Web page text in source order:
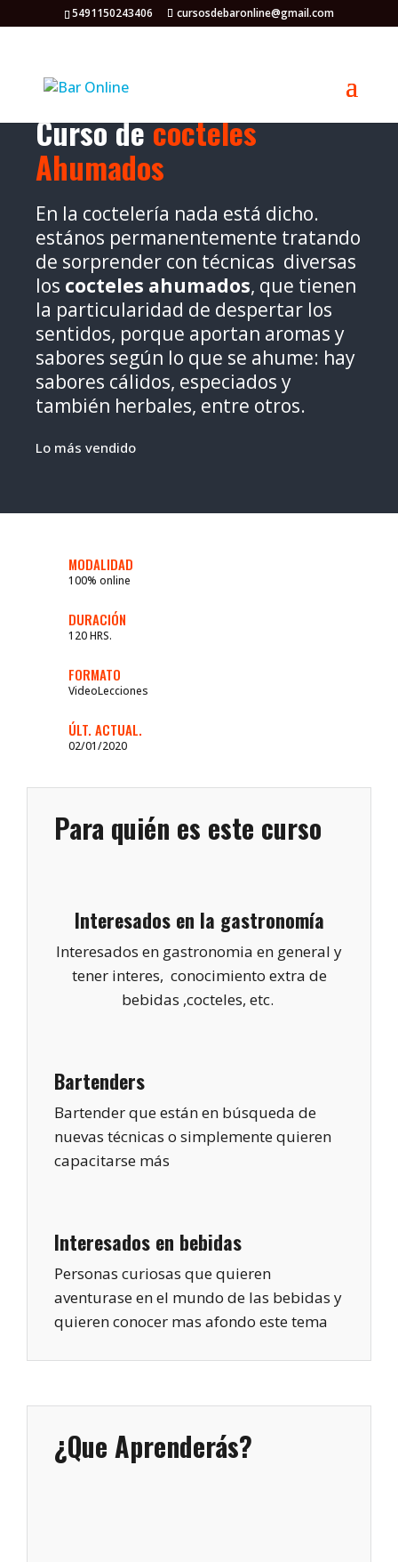
5491150243406 cursosdebaronline@gmail.com
Curso decocteles
Ahumados
En la coctelería nada está dicho.
estános permanentemente tratando
de sorprender con técnicas diversas
los cocteles ahumados, que tienen
la particularidad de despertar los
sentidos, porque aportan aromas y
sabores según lo que se ahume: hay
sabores cálidos, especiados y
también herbales, entre otros.
Lo más vendido
MODALIDAD
100% online
DURACIÓN
120 HRS.
FORMATO
VideoLecciones
ÚLT. ACTUAL.
02/01/2020
Para quién es este curso
Interesados en la gastronomía
Interesados en gastronomia en general y
tener interes, conocimiento extra de
bebidas ,cocteles, etc.
Bartenders
Bartender que están en búsqueda de
nuevas técnicas o simplemente quieren
capacitarse más
Interesados en bebidas
Personas curiosas que quieren
aventurase en el mundo de las bebidas y
quieren conocer mas afondo este tema
¿Que Aprenderás?